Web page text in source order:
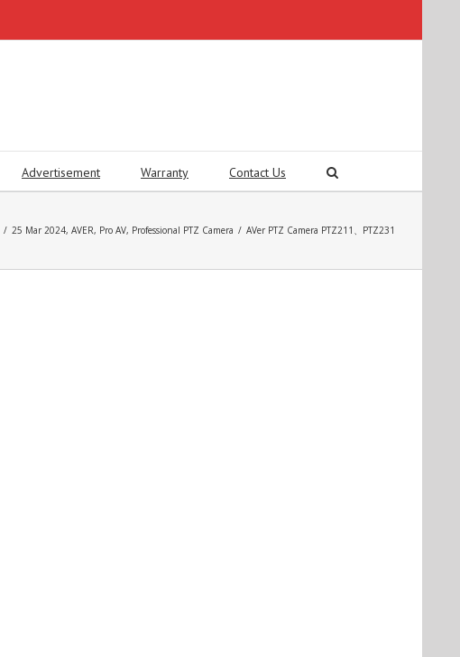
Advertisement Warranty Contact Us
/ 25 Mar 2024, AVER, Pro AV, Professional PTZ Camera / AVer PTZ Camera PTZ211、PTZ231